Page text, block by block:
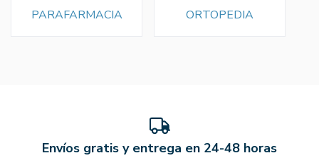
PARAFARMACIA ORTOPEDIA
Envíos gratis y entrega en 24-48 horas